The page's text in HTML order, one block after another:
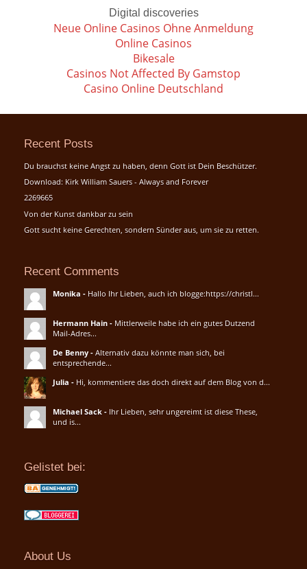
Digital discoveries
Neue Online Casinos Ohne Anmeldung
Online Casinos
Bikesale
Casinos Not Affected By Gamstop
Casino Online Deutschland
Recent Posts
Du brauchst keine Angst zu haben, denn Gott ist Dein Beschützer.
Download: Kirk William Sauers - Always and Forever
2269665
Von der Kunst dankbar zu sein
Gott sucht keine Gerechten, sondern Sünder aus, um sie zu retten.
Recent Comments
Monika - Hallo Ihr Lieben, auch ich blogge:https://christl...
Hermann Hain- Mittlerweile habe ich ein gutes Dutzend
Mail-Adres...
De Benny- Alternativ dazu könnte man sich, bei
entsprechende...
Julia - Hi, kommentiere das doch direkt auf dem Blog von d...
Michael Sack- Ihr Lieben, sehr ungereimt ist diese These,
und is...
Gelistet bei:
About Us